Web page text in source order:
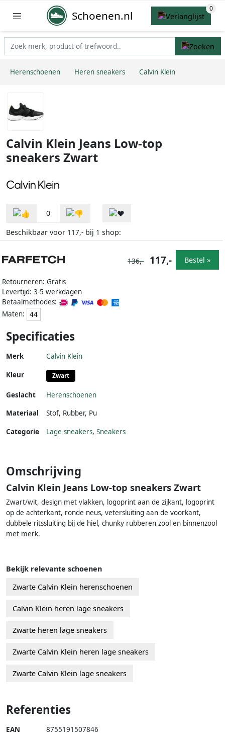
Schoenen.nl
Herenschoenen Heren sneakers Calvin Klein
Calvin Klein Jeans Low-top
sneakers Zwart
0
Beschikbaar voor 117,- bij 1 shop:
Retourneren: Gratis
Levertijd: 3-5 werkdagen
Betaalmethodes:
Maten:
44
136,- 117,- Bestel »
Specificaties
Merk Calvin Klein
Kleur Zwart
Geslacht
Herenschoenen
Materiaal
Stof, Rubber, Pu
Categorie Lage sneakers, Sneakers
Omschrijving
Calvin Klein Jeans Low-top sneakers Zwart
Zwart/wit, design met vlakken, logoprint aan de zijkant, logoprint
op de achterkant, ronde neus, vetersluiting aan de voorkant,
dubbele ritssluiting bij de hiel, chunky rubberen zool en binnenzool
met merk.
Bekijk relevante schoenen
Zwarte Calvin Klein herenschoenen
Calvin Klein heren lage sneakers
Zwarte heren lage sneakers
Zwarte Calvin Klein heren lage sneakers
Zwarte Calvin Klein lage sneakers
Referenties
EAN 8755191507846